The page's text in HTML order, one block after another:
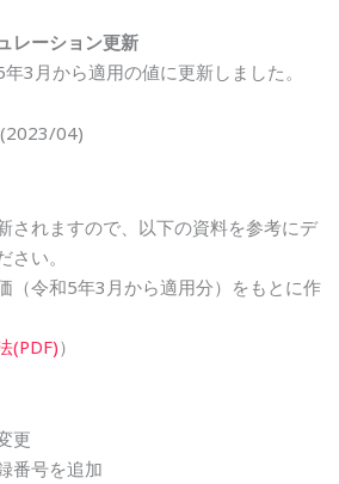
レーション更新
年3月から適用の値に更新しました。
(2023/04)
されますので、以下の資料を参考にデ
い。
（令和5年3月から適用分）をもとに作
(PDF)）
更
番号を追加